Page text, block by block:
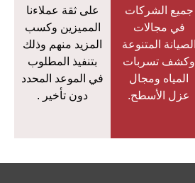
جميع الشركات
في مجالات
الصيانة المتنوعة
وكشف تسربات
المياه ومجال
عزل الأسطح.
على ثقة عملاءنا
المميزين وكسب
المزيد منهم وذلك
بتنفيذ المطلوب
في الموعد المحدد
دون تأخير .